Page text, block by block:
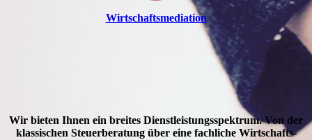
Wirtschafts­mediation
Wir bieten Ihnen ein breites Dienstleistungsspektrum. Von der
klassischen Steuerberatung über eine fachliche Wirtschafts-